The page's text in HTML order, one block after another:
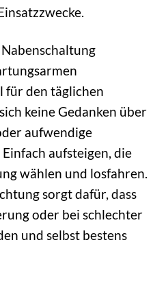
für den täglichen
keine Gedanken über
aufwendige
aufsteigen, die
wählen und losfahren.
sorgt dafür, dass
oder bei schlechter
und selbst bestens